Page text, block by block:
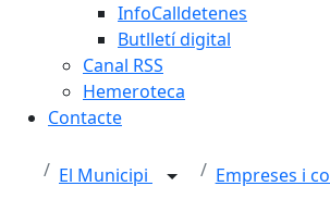
InfoCalldetenes
Butlletí digital
Canal RSS
Hemeroteca
Contacte
El Municipi Empreses i